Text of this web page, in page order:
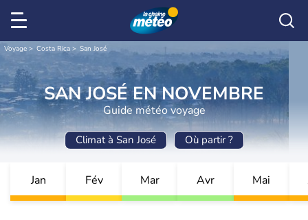
Voyage Costa Rica San José
SAN JOSÉ EN NOVEMBRE
Guide météo voyage
Climat à San José Où partir ?
Jan Fév Mar Avr Mai